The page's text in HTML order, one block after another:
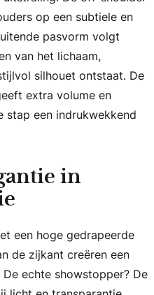
op een subtiele en
pasvorm volgt
van het lichaam,
silhouet ontstaat. De
extra volume en
stap een indrukwekkend
in
een hoge gedrapeerde
de zijkant creëren een
echte showstopper? De